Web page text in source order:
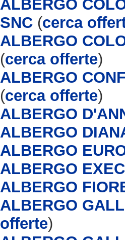
ALBERGO
SNC (cerca
ALBERGO
(cerca offerte)
ALBERGO
(cerca offerte)
ALBERGO
ALBERGO
ALBERGO
ALBERGO
ALBERGO
ALBERGO
offerte)